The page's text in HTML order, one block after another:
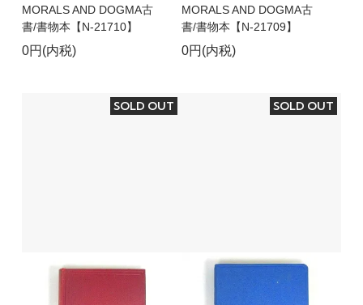
MORALS AND DOGMA古
書/書物本【N-21710】
0円(内税)
MORALS AND DOGMA古
書/書物本【N-21709】
0円(内税)
SOLD OUT SOLD OUT